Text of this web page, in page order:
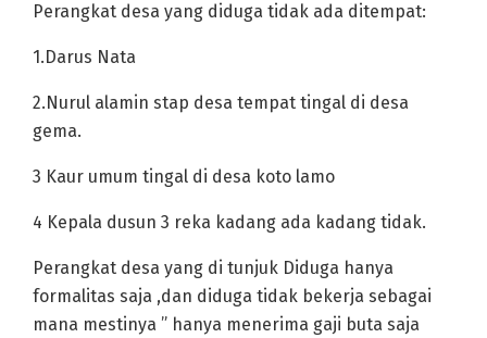
Perangkat desa yang diduga tidak ada ditempat:
1.Darus Nata
2.Nurul alamin stap desa tempat tingal di desa
gema.
3 Kaur umum tingal di desa koto lamo
4 Kepala dusun 3 reka kadang ada kadang tidak.
Perangkat desa yang di tunjuk Diduga hanya
formalitas saja ,dan diduga tidak bekerja sebagai
mana mestinya ” hanya menerima gaji buta saja